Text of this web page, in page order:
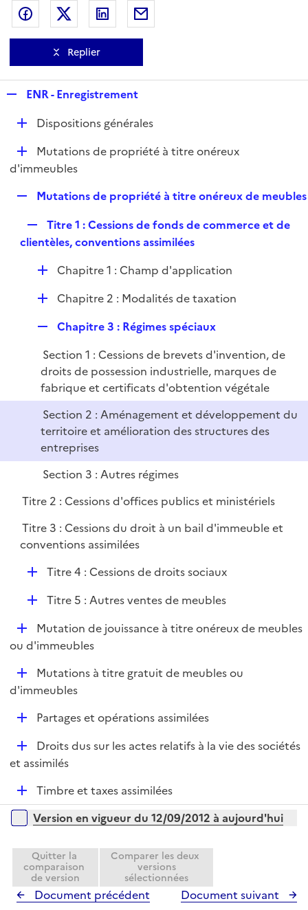
Partager sur Facebook
Partager sur Twitter
Partager sur LinkedIn
Replier
p
l
i
e
r
ENR - Enregistrement
D
l
r
Dispositions générales
D
é
r
Mutations de propriété à titre onéreux
d'immeubles
p
l
Mutations de propriété à titre onéreux de meubles
e
l
i
e
r
Titre 1 : Cessions de fonds de commerce et de
clientèles, conventions assimilées
D
e
r
Chapitre 1 : Champ d'application
D
p
i
e
r
Chapitre 2 : Modalités de taxation
p
l
i
Chapitre 3 : Régimes spéciaux
Section 1 : Cessions de brevets d'invention, de
droits de possession industrielle, marques de
fabrique et certificats d'obtention végétale
Section 2 : Aménagement et développement du
territoire et amélioration des structures des
entreprises
Section 3 : Autres régimes
Titre 2 : Cessions d'offices publics et ministériels
Titre 3 : Cessions du droit à un bail d'immeuble et
conventions assimilées
D
e
r
Titre 4 : Cessions de droits sociaux
D
p
l
e
r
Titre 5 : Autres ventes de meubles
D
é
i
Mutation de jouissance à titre onéreux de meubles
ou d'immeubles
D
é
r
Mutations à titre gratuit de meubles ou
d'immeubles
D
l
r
Partages et opérations assimilées
D
é
e
r
Droits dus sur les actes relatifs à la vie des sociétés
et assimilés
D
é
p
e
r
Timbre et taxes assimilées
Versions sur la période
Version en vigueur du 12/09/2012 à aujourd'hui
Quitter la
comparaison
de version
Comparer les deux
versions
sélectionnées
Document précédent Document suivant